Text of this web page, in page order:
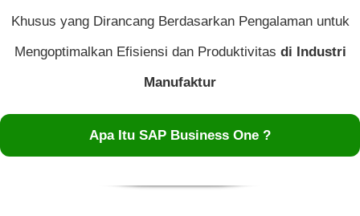
Khusus yang Dirancang Berdasarkan Pengalaman untuk
Mengoptimalkan Efisiensi dan Produktivitas di Industri
Manufaktur
Apa Itu SAP Business One ?